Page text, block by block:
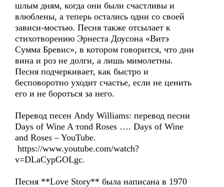
шлым дням, когда они были счастливы и
влюблены, а теперь остались одни со своей
зависи-мостью. Песня также отсылает к
стихотворению Эрнеста Доусона «Витэ
Сумма Бревис», в котором говорится, что дни
вина и роз не долги, а лишь мимолетны.
Песня подчеркивает, как быстро и
бесповоротно уходит счастье, если не ценить
его и не бороться за него.
Перевод песен Andy Williams: перевод песни
Days of Wine A тоnd Roses …. Days of Wine
and Roses – YouTube.
https://www.youtube.com/watch?
v=DLaCypGOLgc.
Песня **Love Story** была написана в 1970